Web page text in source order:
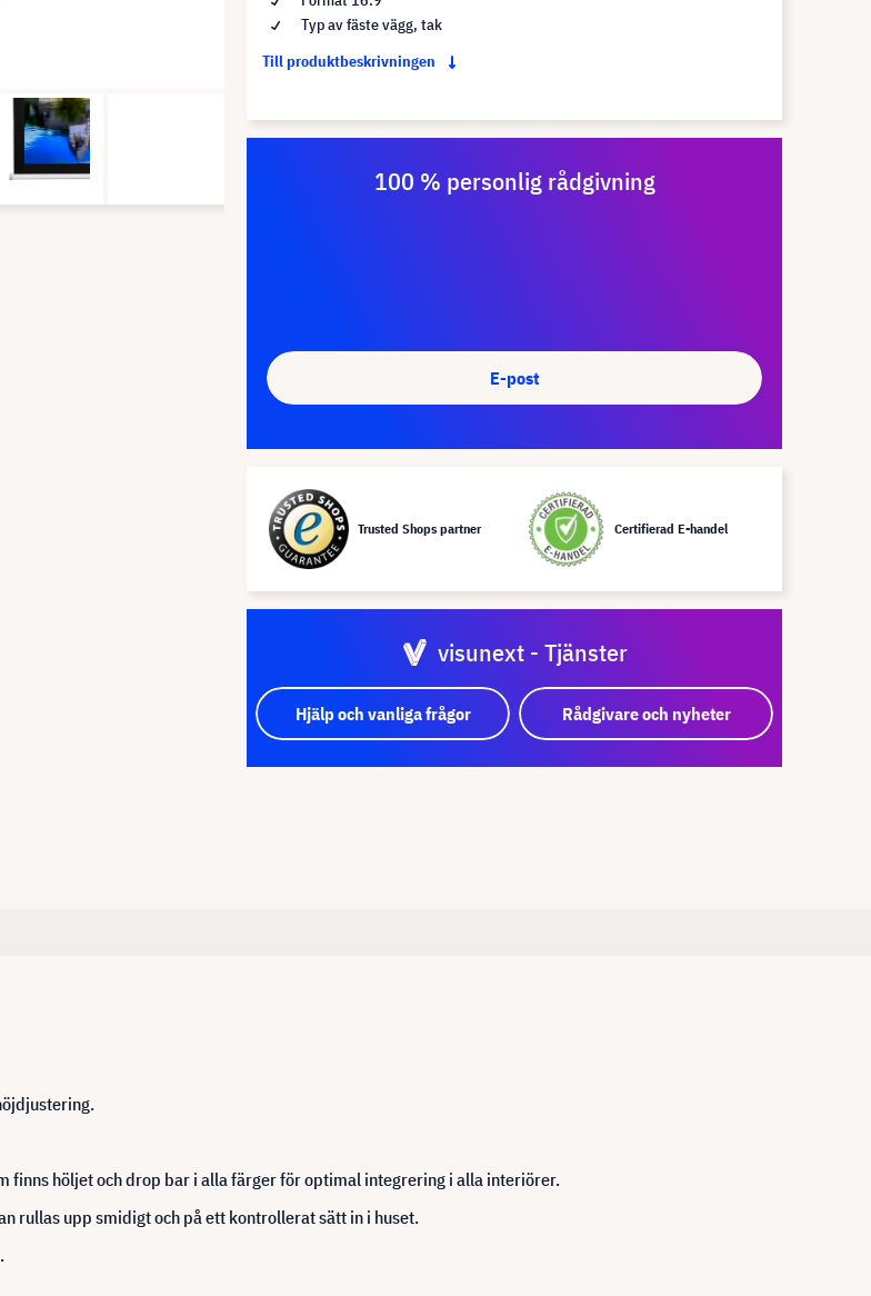
Typ av fäste vägg, tak
Till produktbeskrivningen
100 % personlig rådgivning
E-post
Trusted Shops partner Certifierad E-handel
visunext - Tjänster
Hjälp och vanliga frågor Rådgivare och nyheter
finns höljet och drop bar i alla färger för optimal integrering i alla interiörer.
rullas upp smidigt och på ett kontrollerat sätt in i huset.